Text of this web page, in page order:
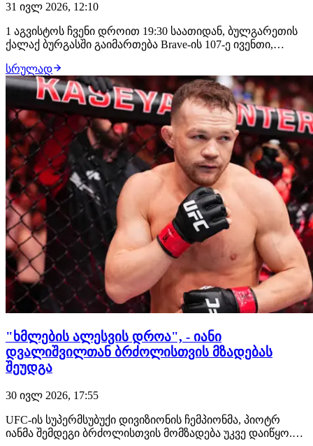
31 ივლ 2026, 12:10
1 აგვისტოს ჩვენი დროით 19:30 საათიდან, ბულგარეთის
ქალაქ ბურგასში გაიმართება Brave-ის 107-ე ივენთი,
მებრძოლი: საღამოს თანამთავარ ჩხუბში ბიძინა
გავაშელიშვილის მოწინააღმდეგე იქნება ლუთანდო
ბიკო, უფრო ადრე კი პრელიმზე, რიგით მე-3 ბრძოლაში
ბაჩუკ…
სრულად
"ხმლების ალესვის დროა", - იანი
დვალიშვილთან ბრძოლისთვის მზადებას
შეუდგა
30 ივლ 2026, 17:55
UFC-ის სუპერმსუბუქი დივიზიონის ჩემპიონმა, პიოტრ
იანმა შემდეგი ბრძოლისთვის მომზადება უკვე დაიწყო.